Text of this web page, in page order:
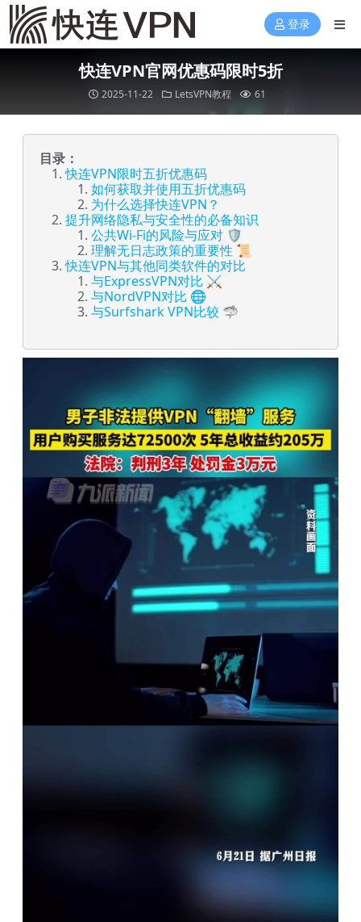
登录
快连VPN官网优惠码限时5折
2025-11-22 LetsVPN教程 61
目录：
快连VPN限时五折优惠码
如何获取并使用五折优惠码
为什么选择快连VPN？
提升网络隐私与安全性的必备知识
公共Wi-Fi的风险与应对 🛡️
理解无日志政策的重要性 📜
快连VPN与其他同类软件的对比
与ExpressVPN对比 ⚔️
与NordVPN对比 🌐
与Surfshark VPN比较 🦈